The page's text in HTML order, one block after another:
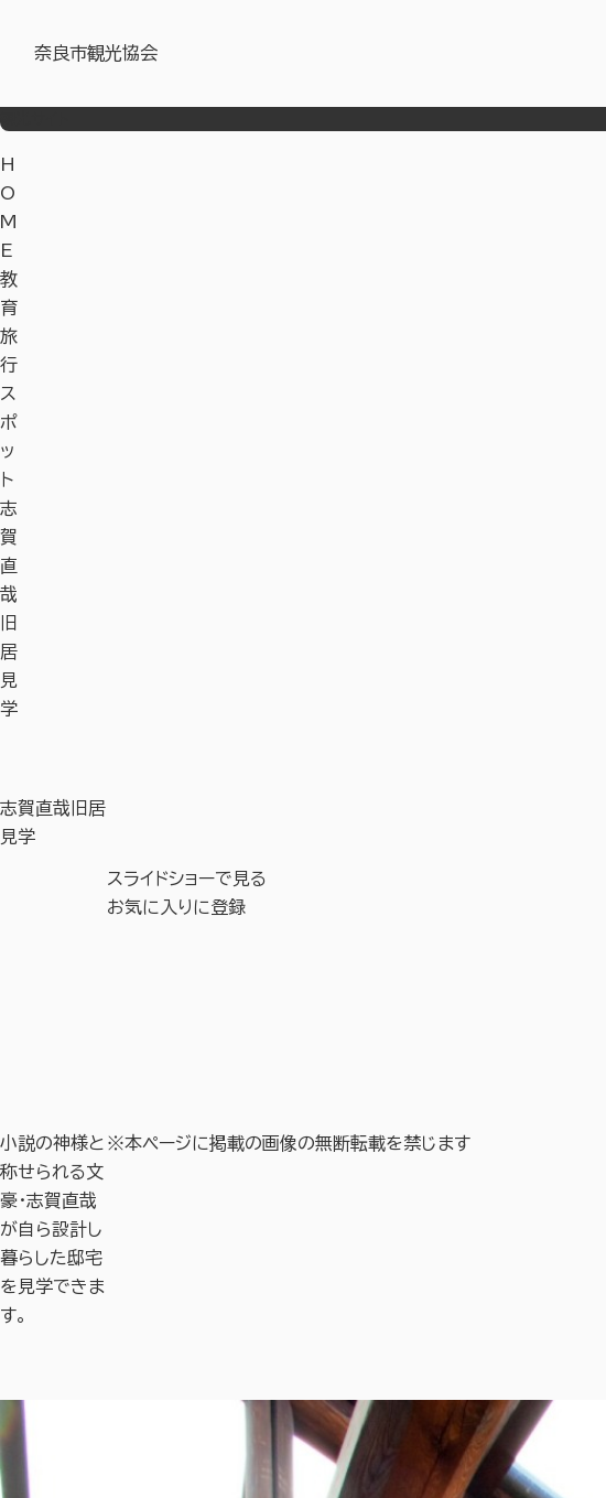
奈良市観光協会
H
O
M
E
教
育
旅
行
ス
ポ
ッ
ト
志
賀
直
哉
旧
居
見
学
志賀直哉旧居
見学
スライドショーで見る
お気に入りに登録
小説の神様と
称せられる文
豪・志賀直哉
が自ら設計し
暮らした邸宅
を見学できま
す。
※本ページに掲載の画像の無断転載を禁じます